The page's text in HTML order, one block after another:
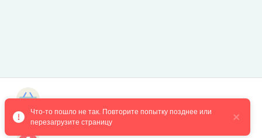
Что-то пошло не так. Повторите попытку позднее или
перезагрузите страницу